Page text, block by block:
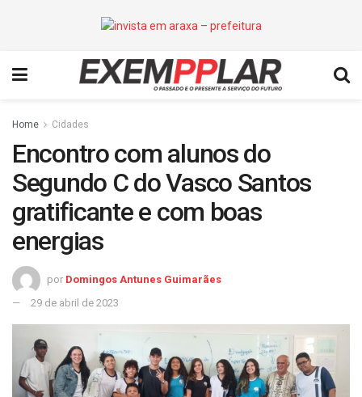
Home Cidades
Encontro com alunos do
Segundo C do Vasco Santos
gratificante e com boas
energias
por Domingos Antunes Guimarães
29 de abril de 2023